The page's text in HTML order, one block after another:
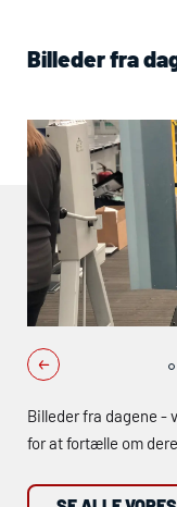
Billeder fra
Billeder fra dagene -
for at fortælle om